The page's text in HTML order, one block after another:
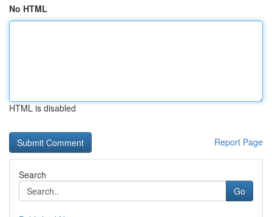
No HTML
HTML is disabled
Report Page
Search
Go